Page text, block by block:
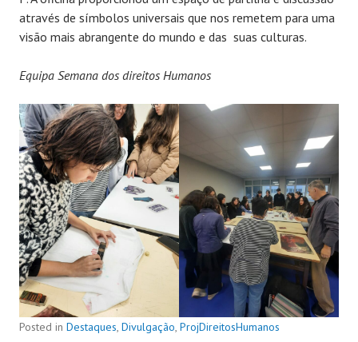
através de símbolos universais que nos remetem para uma
visão mais abrangente do mundo e das suas culturas.
Equipa Semana dos direitos Humanos
Posted in Destaques, Divulgação, ProjDireitosHumanos